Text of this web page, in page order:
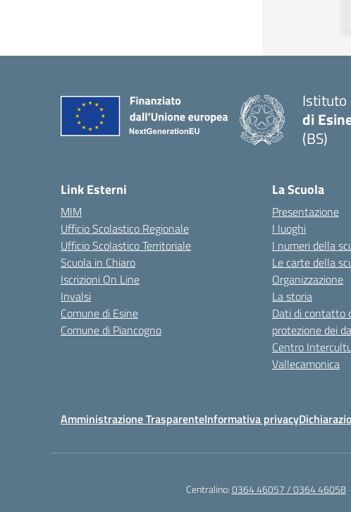
Istituto
di
(BS)
Link Esterni
MIM
Ufficio Scolastico Regionale
Ufficio Scolastico Territoriale
Scuola in Chiaro
Iscrizioni On Line
Invalsi
Comune di Esine
Comune di Piancogno
La Scuola
Presentazione
I luoghi
I numeri della
Le carte della
Organizzazione
La storia
Dati di contatto
protezione dei
Centro
Vallecamonica
Amministrazione TrasparenteInformativa privacy
Centralino:0364 46057 / 0364 46058